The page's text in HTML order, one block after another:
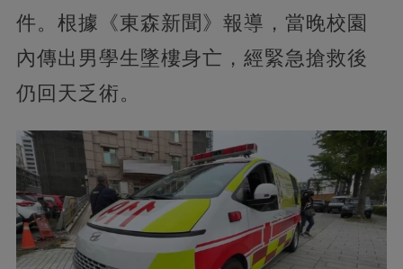
件。根據《東森新聞》報導，當晚校園
內傳出男學生墜樓身亡，經緊急搶救後
仍回天乏術。